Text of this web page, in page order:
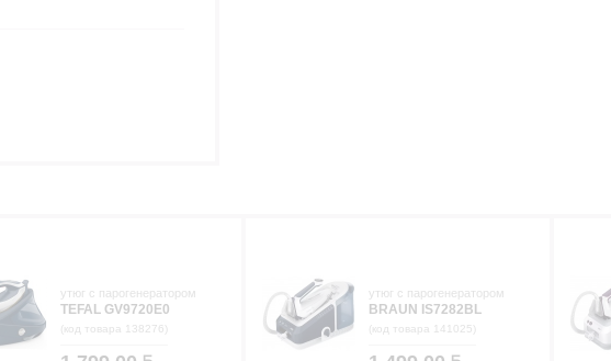
утюг с парогенератором
TEFAL GV9720E0
(код товара 138276)
утюг с парогенератором
BRAUN IS7282BL
(код товара 141025)